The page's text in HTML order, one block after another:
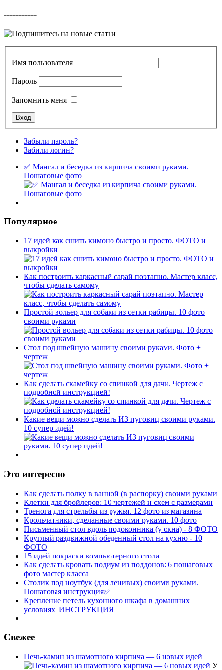
-----------
Имя пользователя
Пароль
Запомнить меня
Забыли пароль?
Забили логин?
✅ Мангал и беседка из кирпича своими руками.
Пошаговые фото
Популярное
17 идей как сшить кимоно быстро и просто. ФОТО и
выкройки
Как построить каркасный сарай поэтапно. Мастер класс,
чтобы сделать самому
Простой вольер для собаки из сетки рабицы. 10 фото
своими руками
Стол под швейную машину своими руками. Фото +
чертеж
Как сделать скамейку со спинкой для дачи. Чертеж с
подробной инструкцией!
Какие вещи можно сделать ИЗ пуговиц своими руками.
10 супер идей!
Это интересно
Как сделать полку в ванной (в распорку) своими руками
Клетки для бройлеров: 10 чертежей и схем с размерами
Тренога для стрельбы из ружья. 12 фото из магазина
Крольчатники, сделанные своими руками. 10 фото
Письменный стол вдоль подоконника (у окна) - 8 ФОТО
Круглый раздвижной обеденный стол на кухню - 10
ФОТО
15 идей покраски компьютерного стола
Как сделать кровать подиум из поддонов: 6 пошаговых
фото мастер класса
Столик под ноутбук (для ленивых) своими руками.
Пошаговая инструкция✅
Крепление петель кухонного шкафа в домашних
условиях. ИНСТРУКЦИЯ
Свежее
Печь-камин из шамотного кирпича — 6 новых идей
У